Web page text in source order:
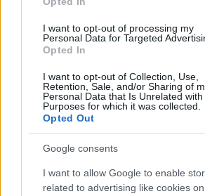
I want to opt-out of processing my
Personal Data for Targeted
Opted In
I want to opt-out of Collection, Use,
Retention, Sale, and/or Sharing of
Personal Data that Is Unrelated
Purposes for which it was collected.
Opted Out
Google consents
I want to allow Google to enable
related to advertising like cookies
Οι υποψήφιοι έχουνδικαίωμα
προσπάθειας
στις παραπάνω
δικαίωμα 3 προσπαθειών.
Στηρίψη σφαίρας
δεξί χέρι.